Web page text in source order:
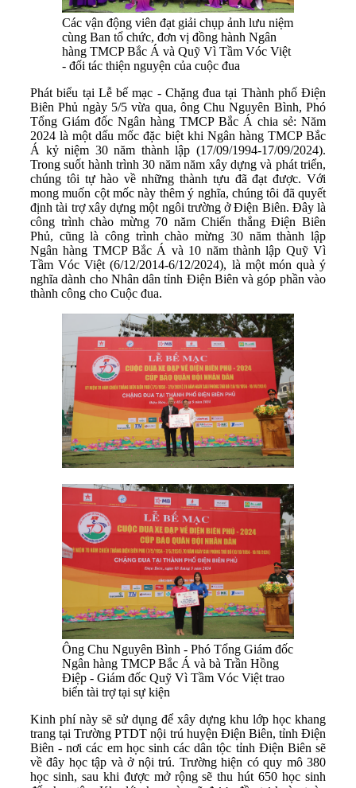
Các vận động viên đạt giải chụp ảnh lưu niệm
cùng Ban tổ chức, đơn vị đồng hành Ngân
hàng TMCP Bắc Á và Quỹ Vì Tầm Vóc Việt
- đối tác thiện nguyện của cuộc đua
Phát biểu tại Lễ bế mạc - Chặng đua tại Thành phố Điện
Biên Phủ ngày 5/5 vừa qua, ông Chu Nguyên Bình, Phó
Tổng Giám đốc Ngân hàng TMCP Bắc Á chia sẻ: Năm
2024 là một dấu mốc đặc biệt khi Ngân hàng TMCP Bắc
Á kỷ niệm 30 năm thành lập (17/09/1994-17/09/2024).
Trong suốt hành trình 30 năm năm xây dựng và phát triển,
chúng tôi tự hào về những thành tựu đã đạt được. Với
mong muốn cột mốc này thêm ý nghĩa, chúng tôi đã quyết
định tài trợ xây dựng một ngôi trường ở Điện Biên. Đây là
công trình chào mừng 70 năm Chiến thắng Điện Biên
Phủ, cũng là công trình chào mừng 30 năm thành lập
Ngân hàng TMCP Bắc Á và 10 năm thành lập Quỹ Vì
Tầm Vóc Việt (6/12/2014-6/12/2024), là một món quà ý
nghĩa dành cho Nhân dân tỉnh Điện Biên và góp phần vào
thành công cho Cuộc đua.
Ông Chu Nguyên Bình - Phó Tổng Giám đốc
Ngân hàng TMCP Bắc Á và bà Trần Hồng
Điệp - Giám đốc Quỹ Vì Tầm Vóc Việt trao
biển tài trợ tại sự kiện
Kinh phí này sẽ sử dụng để xây dựng khu lớp học khang
trang tại Trường PTDT nội trú huyện Điện Biên, tỉnh Điện
Biên - nơi các em học sinh các dân tộc tỉnh Điện Biên sẽ
về đây học tập và ở nội trú. Trường hiện có quy mô 380
học sinh, sau khi được mở rộng sẽ thu hút 650 học sinh